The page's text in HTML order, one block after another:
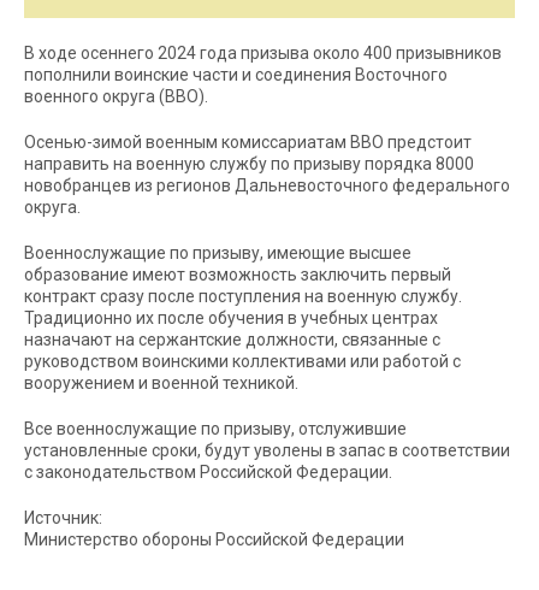
В ходе осеннего 2024 года призыва около 400 призывников
пополнили воинские части и соединения Восточного
военного округа (ВВО).
Осенью-зимой военным комиссариатам ВВО предстоит
направить на военную службу по призыву порядка 8000
новобранцев из регионов Дальневосточного федерального
округа.
Военнослужащие по призыву, имеющие высшее
образование имеют возможность заключить первый
контракт сразу после поступления на военную службу.
Традиционно их после обучения в учебных центрах
назначают на сержантские должности, связанные с
руководством воинскими коллективами или работой с
вооружением и военной техникой.
Все военнослужащие по призыву, отслужившие
установленные сроки, будут уволены в запас в соответствии
с законодательством Российской Федерации.
Источник:
Министерство обороны Российской Федерации